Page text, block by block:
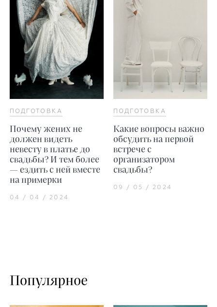
ПОДГОТОВКА
Почему жених не
должен видеть
невесту в платье до
свадьбы? И тем более
— ездить с ней вместе
на примерки
04 / 04 / 2024
ПОДГОТОВКА
Какие вопросы важно
обсудить на первой
встрече с
организатором
свадьбы?
09 / 05 / 2024
Популярное